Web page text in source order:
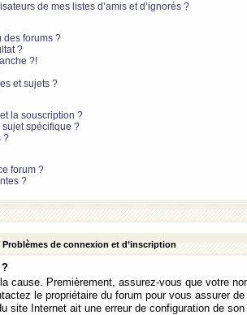
de mes listes d’amis et d’ignorés ?
des forums ?
?
?!
et sujets ?
la souscription ?
spécifique ?
?
forum ?
?
Problèmes de connexion et d’inscription
cause. Premièrement, assurez-vous que votre
le propriétaire du forum pour vous assurer de
site Internet ait une erreur de configuration de